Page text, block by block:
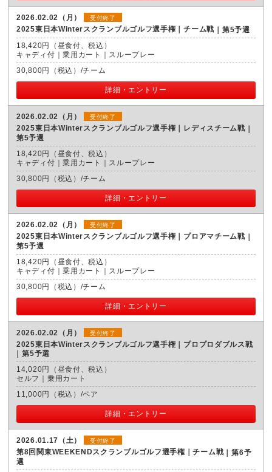
2026.02.02（月） 受付終了
2025東日本Winterスクランブルゴルフ選手権｜チーム戦
第5予選
18,420円（昼食付、税込）
キャディ付｜乗用カート｜スループレー
30,800円（税込）/チーム
詳細・エントリー
2026.02.02（月） 受付終了
2025東日本Winterスクランブルゴルフ選手権｜レディスチーム戦
第5予選
18,420円（昼食付、税込）
キャディ付｜乗用カート｜スループレー
30,800円（税込）/チーム
詳細・エントリー
2026.02.02（月） 受付終了
2025東日本Winterスクランブルゴルフ選手権｜プロアマチーム戦
第5予選
18,420円（昼食付、税込）
キャディ付｜乗用カート｜スループレー
30,800円（税込）/チーム
詳細・エントリー
2026.02.02（月） 受付終了
2025東日本Winterスクランブルゴルフ選手権｜プロプロダブルス戦
第5予選
14,020円（昼食付、税込）
セルフ｜乗用カート
11,000円（税込）/ペア
詳細・エントリー
2026.01.17（土） 受付終了
第8回関東WEEKENDスクランブルゴルフ選手権｜チーム戦
第6予
選